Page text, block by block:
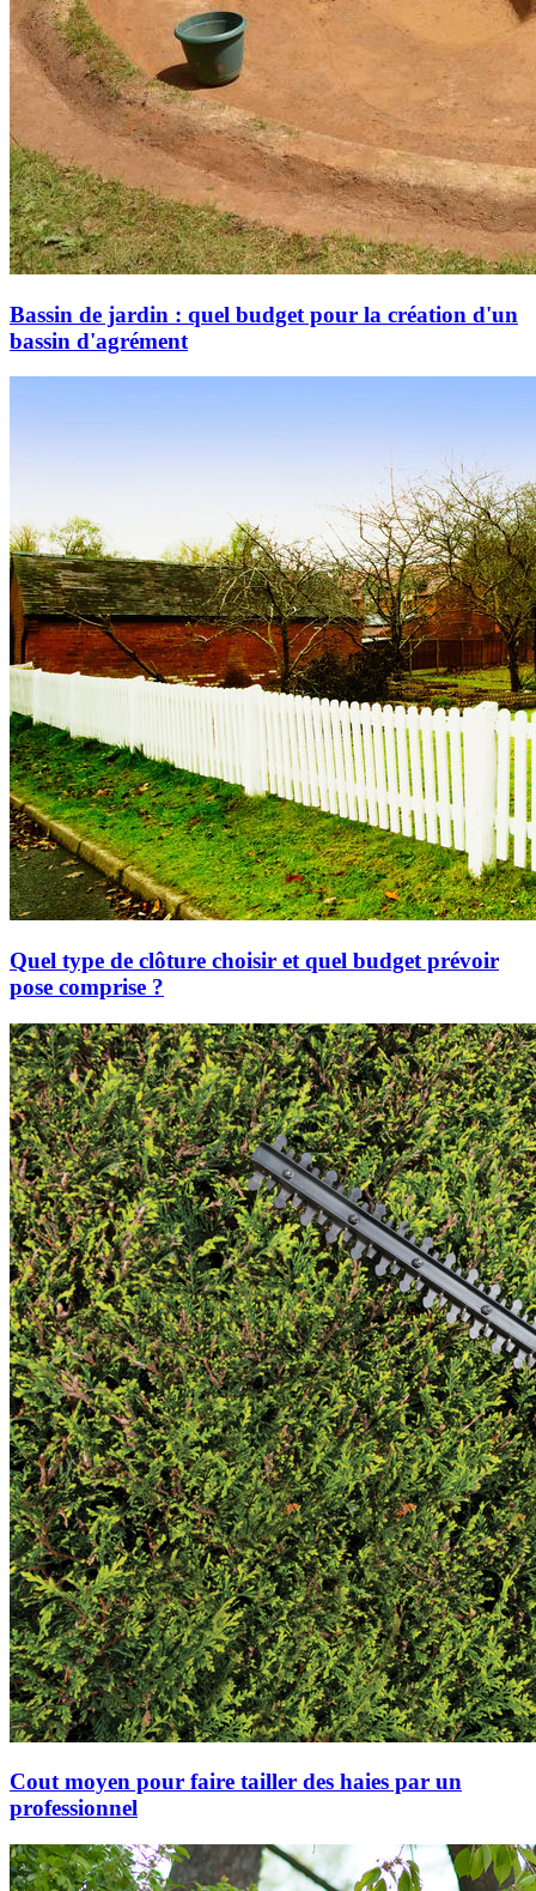
Bassin de jardin : quel budget pour la création d'un
bassin d'agrément
Quel type de clôture choisir et quel budget prévoir
pose comprise ?
Cout moyen pour faire tailler des haies par un
professionnel